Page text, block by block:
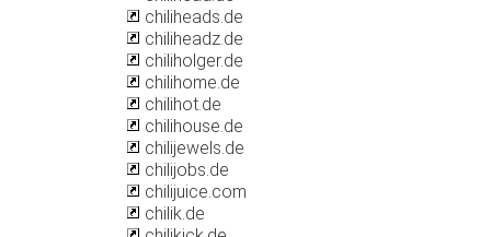
chiliheads.de
chiliheadz.de
chiliholger.de
chilihome.de
chilihot.de
chilihouse.de
chilijewels.de
chilijobs.de
chilijuice.com
chilik.de